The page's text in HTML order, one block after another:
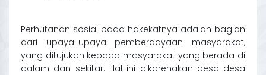
Perhutanan sosial pada hakekatnya adalah bagian
dari upaya-upaya pemberdayaan masyarakat,
yang ditujukan kepada masyarakat yang berada di
dalam dan sekitar. Hal ini dikarenakan desa-desa